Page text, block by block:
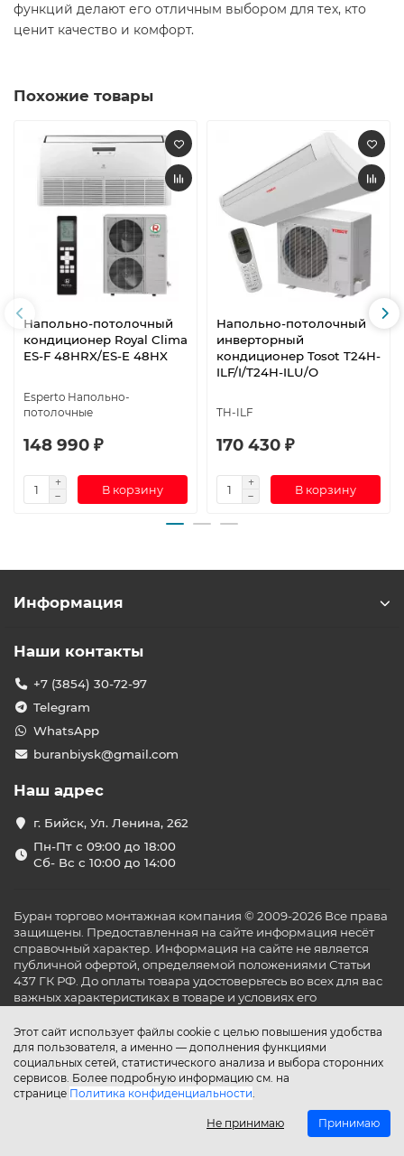
функций делают его отличным выбором для тех, кто
ценит качество и комфорт.
Похожие товары
Напольно-потолочный
кондиционер Royal Clima
ES-F 48HRX/ES-E 48HX
Esperto Напольно-
потолочные
148 990 ₽
В корзину
Напольно-потолочный
инверторный
кондиционер Tosot T24H-
ILF/I/T24H-ILU/O
TH-ILF
170 430 ₽
В корзину
Этот сайт использует файлы cookie с целью повышения удобства
для пользователя, а именно — дополнения функциями
социальных сетей, статистического анализа и выбора сторонних
сервисов. Более подробную информацию см. на
странице Политика конфиденциальности.
Не принимаю Принимаю
Информация
Наши контакты
+7 (3854) 30-72-97
Telegram
WhatsApp
buranbiysk@gmail.com
Наш адрес
г. Бийск, Ул. Ленина, 262
Пн-Пт с 09:00 до 18:00
Сб- Вс с 10:00 до 14:00
Буран торгово монтажная компания © 2009-2026 Все права
защищены. Предоставленная на сайте информация несёт
справочный характер. Информация на сайте не является
публичной офертой, определяемой положениями Статьи
437 ГК РФ. До оплаты товара удостоверьтесь во всех для вас
важных характеристиках в товаре и условиях его